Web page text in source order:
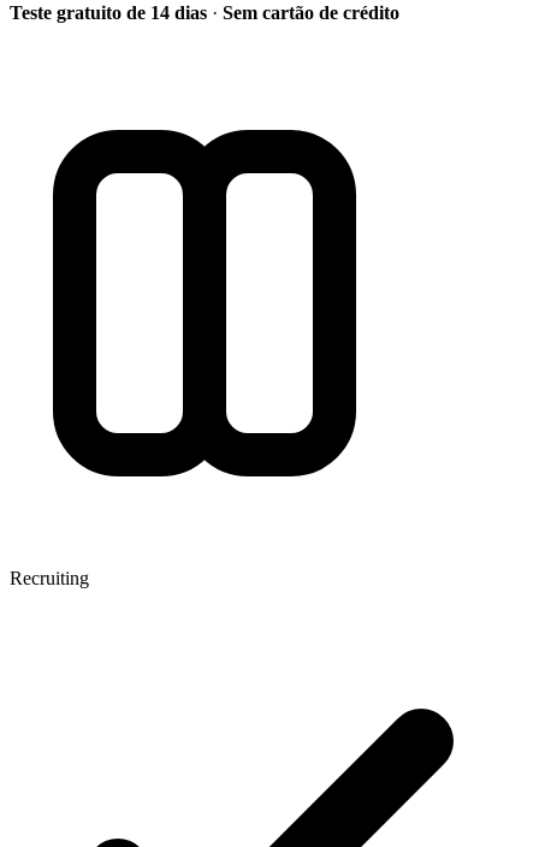
Teste gratuito de 14 dias · Sem cartão de crédito
Recruiting